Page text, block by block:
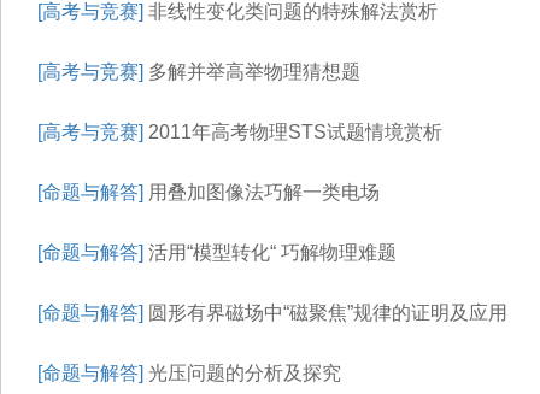
[高考与竞赛] 非线性变化类问题的特殊解法赏析
[高考与竞赛] 多解并举高举物理猜想题
[高考与竞赛] 2011年高考物理STS试题情境赏析
[命题与解答] 用叠加图像法巧解一类电场
[命题与解答] 活用“模型转化“ 巧解物理难题
[命题与解答] 圆形有界磁场中“磁聚焦”规律的证明及应用
[命题与解答] 光压问题的分析及探究